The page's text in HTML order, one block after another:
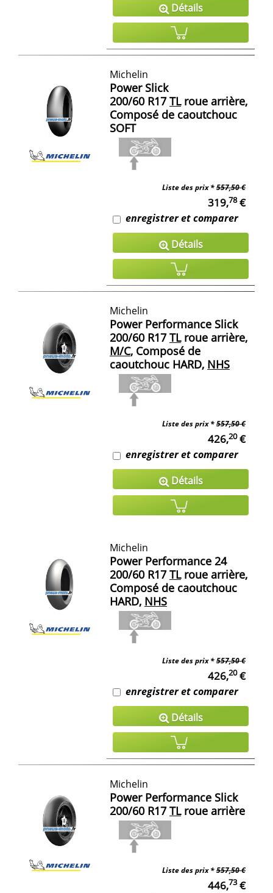
Détails
Michelin
Power Slick
200/60 R17 TLroue arrière,
Composé de caoutchouc
SOFT
Liste des prix *557,50 €
319,78€
enregistrer et comparer
Détails
Michelin
Power Performance Slick
200/60 R17 TLroue arrière,
M/C, Composé de
caoutchouc HARD, NHS
Liste des prix *557,50 €
426,20€
enregistrer et comparer
Détails
Michelin
Power Performance 24
200/60 R17 TLroue arrière,
Composé de caoutchouc
HARD, NHS
Liste des prix *557,50 €
426,20€
enregistrer et comparer
Détails
Michelin
Power Performance Slick
200/60 R17 TLroue arrière
Liste des prix *557,50 €
446,73€